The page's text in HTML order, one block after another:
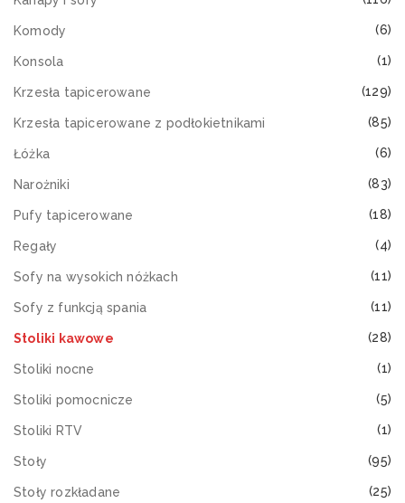
Komody (6)
Konsola (1)
Krzesła tapicerowane (129)
Krzesła tapicerowane z podłokietnikami (85)
Łóżka (6)
Narożniki (83)
Pufy tapicerowane (18)
Regały (4)
Sofy na wysokich nóżkach (11)
Sofy z funkcją spania (11)
Stoliki kawowe (28)
Stoliki nocne (1)
Stoliki pomocnicze (5)
Stoliki RTV (1)
Stoły (95)
Stoły rozkładane (25)